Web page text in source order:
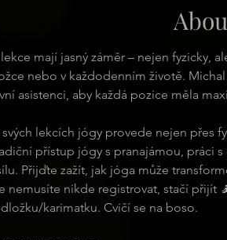
lekce mají jasný záměr – nejen
nebo v každodenním životě.
asistenci, aby každá pozice měla
svých lekcích jógy provede nejen
přístup jógy s pranajámou, práci
Přijďte zažít, jak jóga může
nemusíte nikde registrovat, stačí přijít
karimatku. Cvičí se na boso.